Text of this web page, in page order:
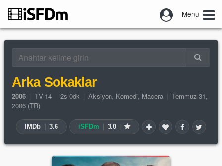
Menu
Arka Sokaklar
2006 TV-14 2s 0dk Aksiyon, Komedi, Macera
Temmuz 31,
2006 (TR)
IMDb 3.6 iSFDm 3.0